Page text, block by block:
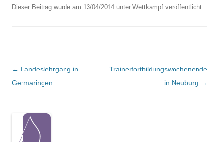
Dieser Beitrag wurde am 13/04/2014 unter Wettkampf veröffentlicht.
Beitragsnavigation
← Landeslehrgang in
Germaringen
Trainerfortbildungswochenende
in Neuburg →